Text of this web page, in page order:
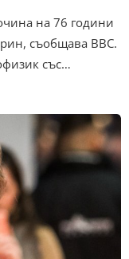
на 76 години
съобщава BBC.
със…